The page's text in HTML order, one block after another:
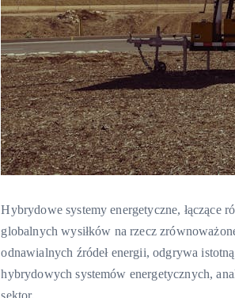
Hybrydowe systemy energetyczne, łączące
globalnych wysiłków na rzecz
odnawialnych źródeł energii, odgrywa
hybrydowych systemów energetycznych,
sektor.